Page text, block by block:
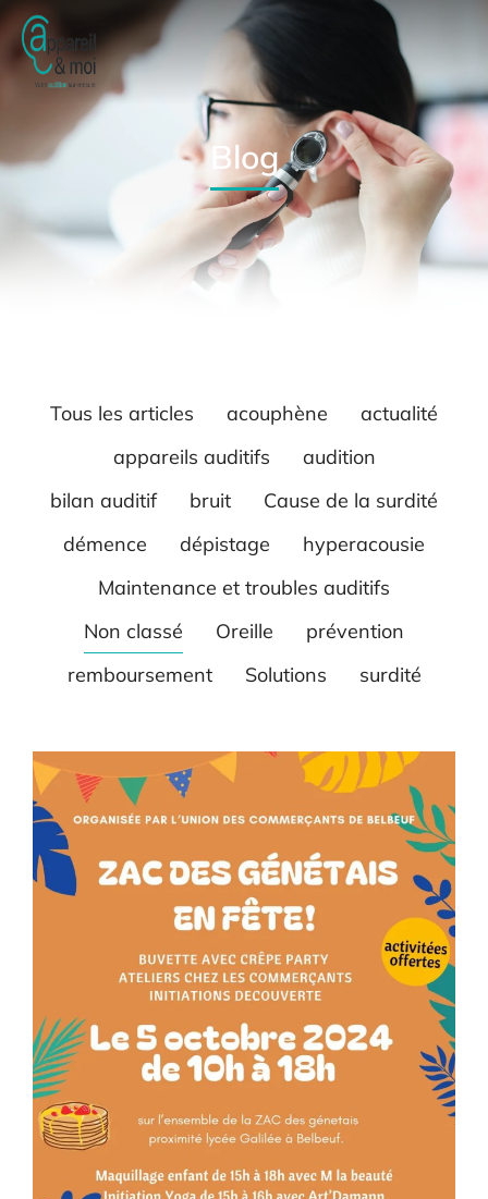
Blog
Tous les articles acouphène
actualité
appareils auditifs
audition
bilan auditif
bruit
Cause de la surdité
démence
dépistage
hyperacousie
Maintenance et troubles auditifs
Non classé
Oreille
prévention
remboursement
Solutions surdité